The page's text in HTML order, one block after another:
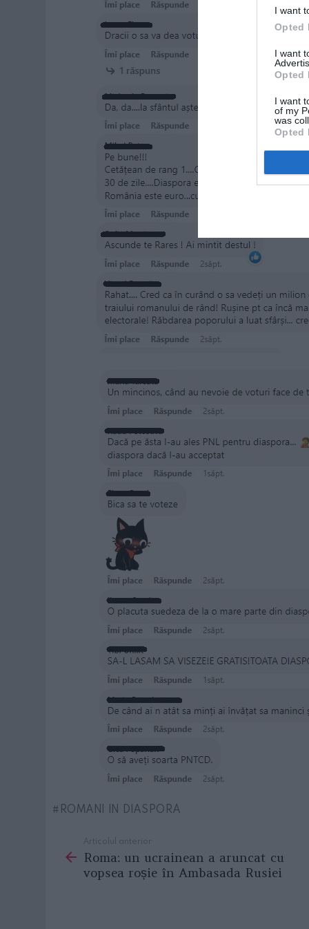
I want
Opted
I want
Opted
I want
of my
was
Opted
ROMANI IN DIASPORA
more
Articolul anterior
Roma: un ucrainean a aruncat cu
vopsea roșie în Ambasada Rusiei